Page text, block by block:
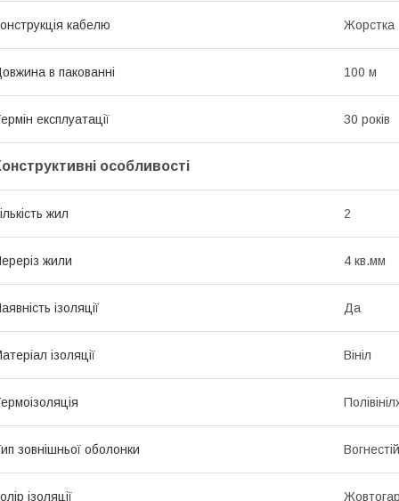
кабелю Жорстка
в пакованні 100 м
експлуатації 30 років
особливості
жил 2
жили 4 кв.мм
ізоляції Да
ізоляції Вініл
зовнішньої оболонки
ізоляції